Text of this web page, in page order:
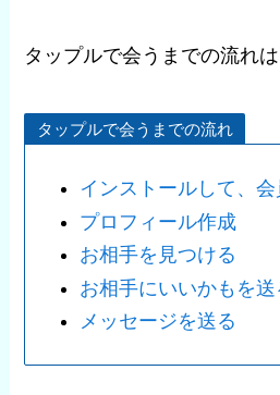
タップルで会うまでの流れ
タップルで会うまでの流れ
インストールして、
プロフィール作成
お相手を見つける
お相手にいいかもを送
メッセージを送る